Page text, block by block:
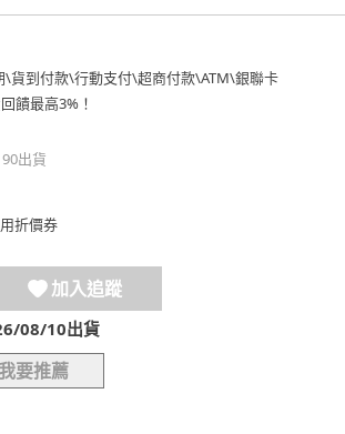
\貨到付款\行動支付\超商付款\ATM\銀聯卡
饋最高3%！
出貨
折價券
加入追蹤
08/10出貨
要推薦